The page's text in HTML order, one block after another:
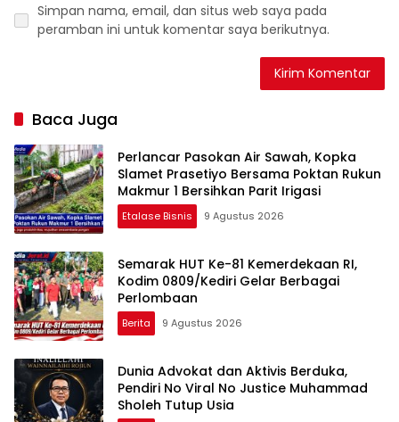
Simpan nama, email, dan situs web saya pada
peramban ini untuk komentar saya berikutnya.
Baca Juga
Perlancar Pasokan Air Sawah, Kopka
Slamet Prasetiyo Bersama Poktan Rukun
Makmur 1 Bersihkan Parit Irigasi
Etalase Bisnis 9 Agustus 2026
Semarak HUT Ke-81 Kemerdekaan RI,
Kodim 0809/Kediri Gelar Berbagai
Perlombaan
Berita 9 Agustus 2026
Dunia Advokat dan Aktivis Berduka,
Pendiri No Viral No Justice Muhammad
Sholeh Tutup Usia